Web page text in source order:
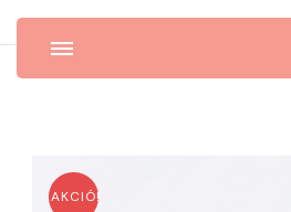
AKCIÓ!